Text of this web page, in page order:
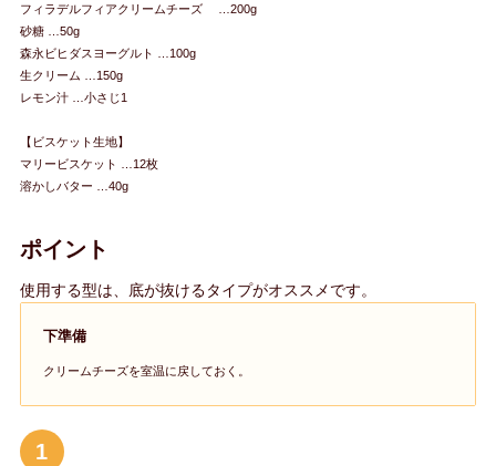
フィラデルフィアクリームチーズ …200g
砂糖 …50g
森永ビヒダスヨーグルト …100g
生クリーム …150g
レモン汁 …小さじ1
【ビスケット生地】
マリービスケット …12枚
溶かしバター …40g
ポイント
使用する型は、底が抜けるタイプがオススメです。
下準備
クリームチーズを室温に戻しておく。
1